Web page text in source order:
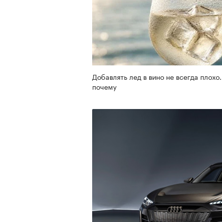
Добавлять лед в вино не всегда
почему